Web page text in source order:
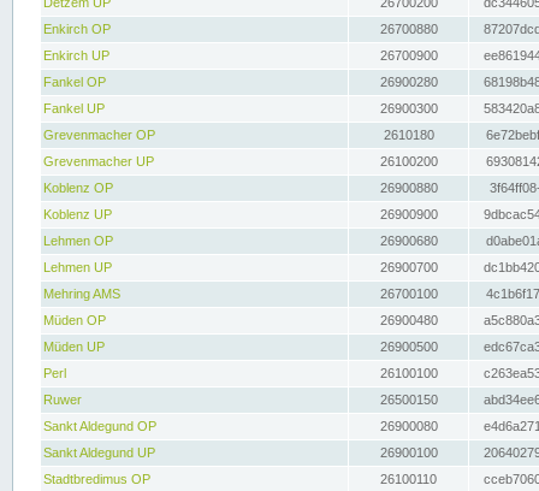
Enkirch OP
26700880
Enkirch UP
26700900
Fankel OP
26900280
Fankel UP
26900300
Grevenmacher OP
2610180
Grevenmacher UP
26100200
Koblenz OP
26900880
Koblenz UP
26900900
Lehmen OP
26900680
Lehmen UP
26900700
Mehring AMS
26700100
Müden OP
26900480
Müden UP
26900500
Perl
26100100
Ruwer
26500150
Sankt Aldegund OP
26900080
Sankt Aldegund UP
26900100
Stadtbredimus OP
26100110